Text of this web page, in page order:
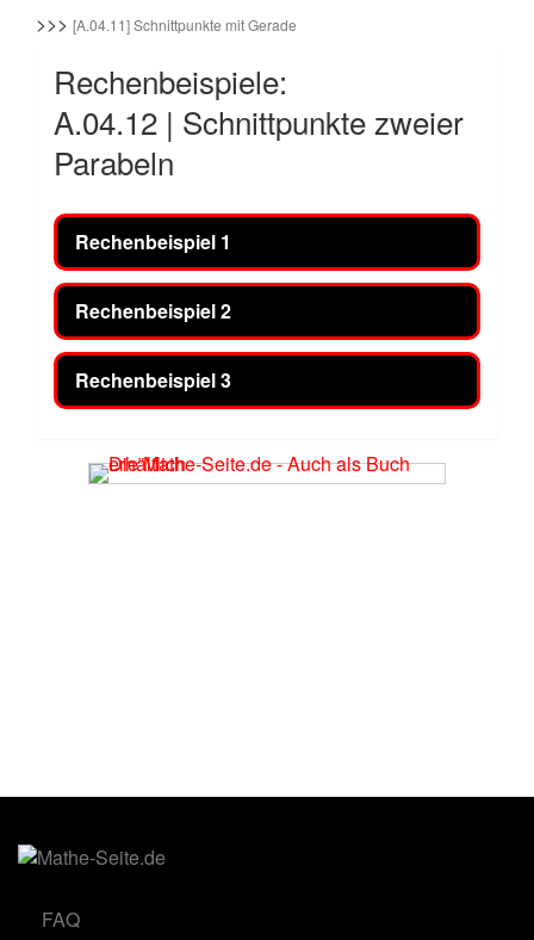
>>> [A.04.11] Schnittpunkte mit Gerade
Rechenbeispiele:
A.04.12 | Schnittpunkte zweier
Parabeln
Rechenbeispiel 1
Rechenbeispiel 2
Rechenbeispiel 3
FAQ